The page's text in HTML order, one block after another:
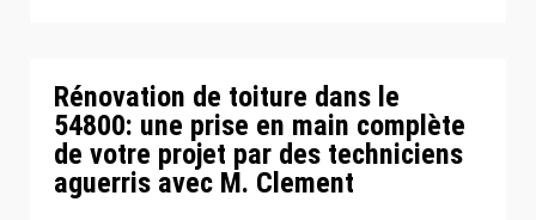
Rénovation de toiture dans le
54800: une prise en main complète
de votre projet par des techniciens
aguerris avec M. Clement